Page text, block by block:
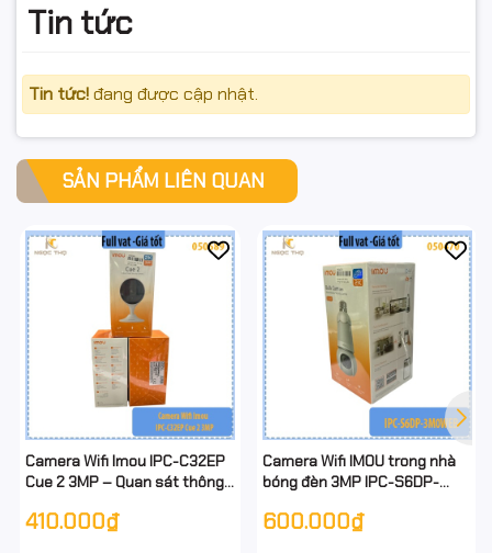
Tin tức
Tin tức!đang được cập nhật.
SẢN PHẨM LIÊN QUAN
Camera Wifi Imou IPC-C32EP
Cue 2 3MP – Quan sát thông
đàm thoại 2 chiều
410.000₫
Camera Wifi IMOU trong nhà
bóng đèn 3MP IPC-S6DP-
600.000₫